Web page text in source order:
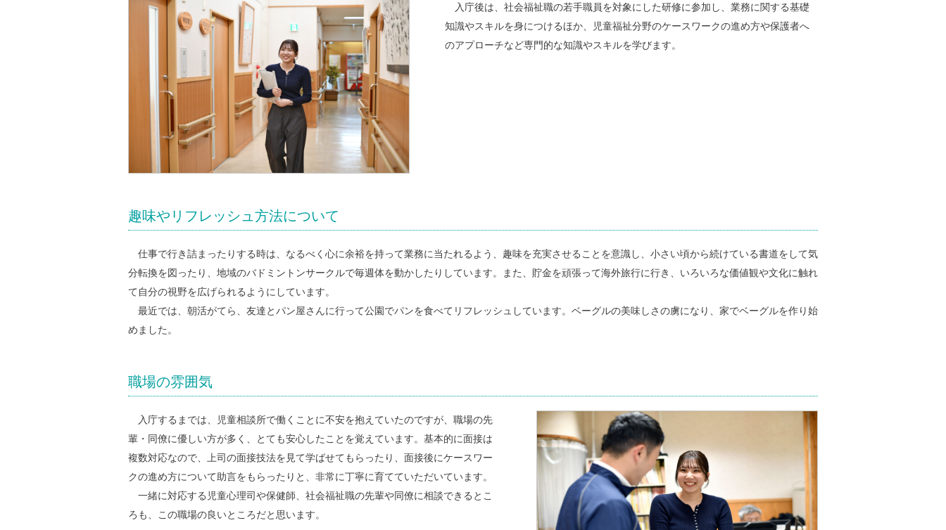
入庁後は、社会福祉職の若手職員を対象にした研修に参加し、業務に関する基礎
知識やスキルを身につけるほか、児童福祉分野のケースワークの進め方や保護者へ
のアプローチなど専門的な知識やスキルを学びます。
趣味やリフレッシュ方法について
仕事で行き詰まったりする時は、なるべく心に余裕を持って業務に当たれるよう、趣味を充実させることを意識し、小さい頃から続けている書道をして気
分転換を図ったり、地域のバドミントンサークルで毎週体を動かしたりしています。また、貯金を頑張って海外旅行に行き、いろいろな価値観や文化に触れ
て自分の視野を広げられるようにしています。
最近では、朝活がてら、友達とパン屋さんに行って公園でパンを食べてリフレッシュしています。ベーグルの美味しさの虜になり、家でベーグルを作り始
めました。
職場の雰囲気
入庁するまでは、児童相談所で働くことに不安を抱えていたのですが、職場の先
輩・同僚に優しい方が多く、とても安心したことを覚えています。基本的に面接は
複数対応なので、上司の面接技法を見て学ばせてもらったり、面接後にケースワー
クの進め方について助言をもらったりと、非常に丁寧に育てていただいています。
一緒に対応する児童心理司や保健師、社会福祉職の先輩や同僚に相談できるとこ
ろも、この職場の良いところだと思います。